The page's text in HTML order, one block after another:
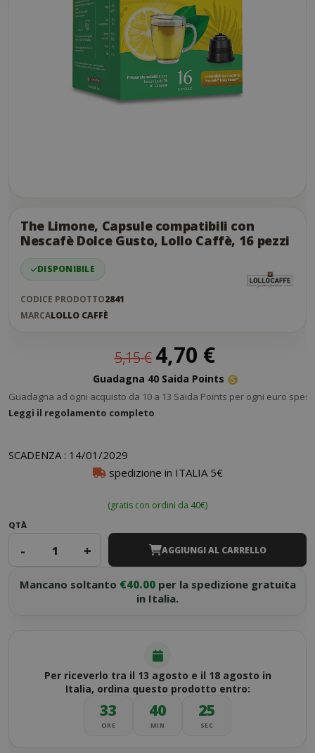
the
end
the
images
gallery
The Limone, Capsule compatibili con
Nescafè Dolce Gusto, Lollo Caffè, 16 pezzi
DISPONIBILE
CODICE PRODOTTO2841
MARCALOLLO CAFFÈ
5,15 €
Prezzo
speciale
4,70 €
Guadagna 40 Saida Points
Guadagna ad ogni acquisto da 10 a 13 Saida Points per ogni euro
Leggi il regolamento completo
SCADENZA : 14/01/2029
spedizione in ITALIA 5€
(gratis con ordini da 40€)
QTÀ
- + AGGIUNGI AL CARRELLO
Mancano soltanto €40.00per la spedizione gratuita
in Italia.
Per riceverlo tra il 13 agosto e il 18 agosto in
Italia, ordina questo prodotto entro:
33
ORE
40
MIN
25
SEC